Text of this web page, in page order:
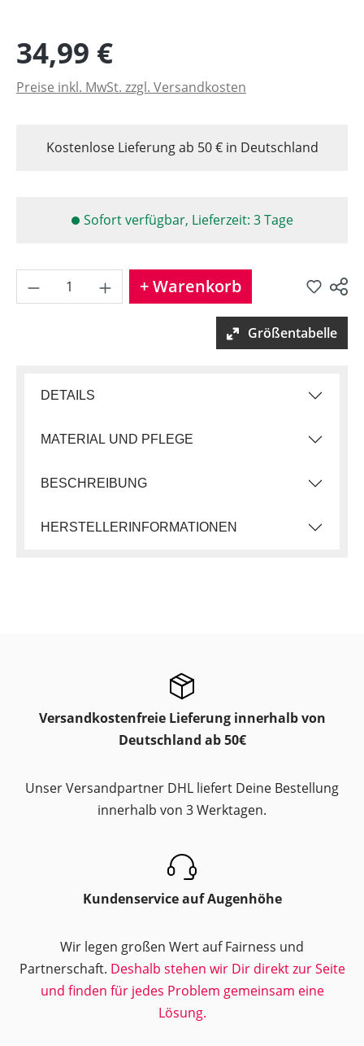
34,99 €
Preise inkl. MwSt. zzgl. Versandkosten
Kostenlose Lieferung ab 50 € in Deutschland
Sofort verfügbar, Lieferzeit: 3 Tage
Produkt Anzahl: Gib den
+ Warenkorb
Produkt teilen
Größentabelle
DETAILS
MATERIAL UND PFLEGE
BESCHREIBUNG
HERSTELLERINFORMATIONEN
Versandkostenfreie Lieferung innerhalb von
Deutschland ab 50€
Unser Versandpartner DHL liefert Deine Bestellung
innerhalb von 3 Werktagen.
Kundenservice auf Augenhöhe
Wir legen großen Wert auf Fairness und
Partnerschaft. Deshalb stehen wir Dir direkt zur Seite
und finden für jedes Problem gemeinsam eine
Lösung.